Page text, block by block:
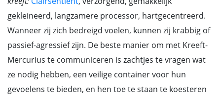
gekleineerd, langzamere processor, hartgecentreerd.
Wanneer zij zich bedreigd voelen, kunnen zij krabbig of
passief-agressief zijn. De beste manier om met Kreeft-
Mercurius te communiceren is zachtjes te vragen wat
ze nodig hebben, een veilige container voor hun
gevoelens te bieden, en hen toe te staan te koesteren